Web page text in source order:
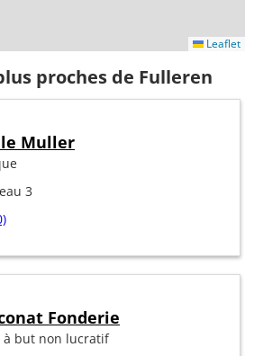
Leaflet
proches de Fulleren
Muller
3
Fonderie
but non lucratif